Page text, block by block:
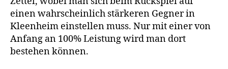
einen wahrscheinlich stärkeren Gegner in
Kleenheim einstellen muss. Nur mit einer von
Anfang an 100% Leistung wird man dort
bestehen können.